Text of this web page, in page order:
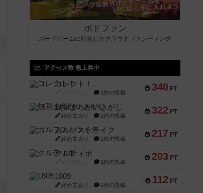
ボドファン
ボードゲームに特化したクラウドファンディング
アクセス数 急上昇中
340 PT
コレクト！
1件の投稿
322 PT
無限まちがいさがし
紹介文あり 2件の投稿
217 PT
ガルフストライク
紹介文あり 1件の投稿
203 PT
クルティボ
1件の投稿
112 PT
1809
紹介文あり 1件の投稿